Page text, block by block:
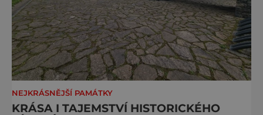
NEJKRÁSNĚJŠÍ PAMÁTKY
KRÁSA I TAJEMSTVÍ HISTORICKÉHO